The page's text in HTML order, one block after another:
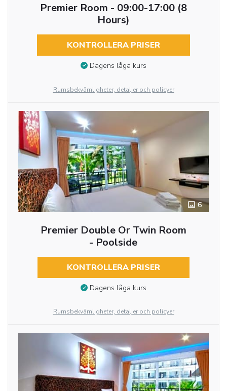
Premier Room - 09:00-17:00 (8
Hours)
KONTROLLERA PRISER
Dagens låga kurs
Rumsbekvämligheter, detaljer och policyer
6
Premier Double Or Twin Room
- Poolside
KONTROLLERA PRISER
Dagens låga kurs
Rumsbekvämligheter, detaljer och policyer